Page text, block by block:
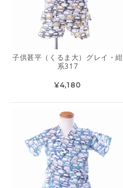
子供甚平（くるま大）グレイ・紺
系317
¥4,180